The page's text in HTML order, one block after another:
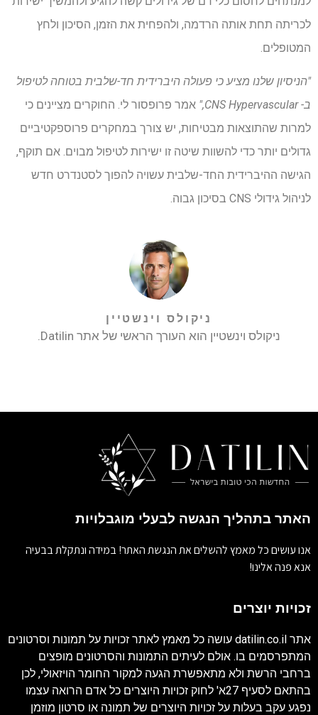
לכריתה תחת אותה הרדמה, ולהפחית את הזמן, הסיכון ולחץ
המטופלים.
"הניסיון שלנו מציע כי פעולה היברידית חד-שלבית בטוחה לטיפול
ב- CNS Hypervascular,"
אמר פרופסור לי. החוקרים מציינים כי
למרות שהתוצאות מבטיחות, יש צורך במחקרים פרוספקטיביים
גדולים יותר כדי להשוות שיטה זו ישירות לטיפול מבוים. אם תוקף,
הגישה ההיברידית החד-שלבית עשויה להפוך לסטנדרט חדש
לניהול גידולי CNS בסיכון גבוה.
ניקולס וינשטיין
ניקולס וינשטיין הוא העורך הראשי של אתר Datilin.
האתר בתהליך הנגשה לבעלי מוגבלויות
אנו עושים כל מאמץ להשלים את הנגשת האתר! במידה ונתקלת בבעיה
אנא פנה אלינו!
זכויות יוצרים
אתר datilin.co.il עושה כל מאמץ לאתר זכויות על תמונות וסרטונים
המתפרסמים בו. אולם לעיתים התמונות והסרטונים מופצים
ברחבי הרשת ולא מתאפשרת הגעה למקור החומר הויזאולי, לכן
בהתאם לסעיף 27א' לחוק זכויות היוצרים כל אדם הרואה עצמו
נפגע עקב בעלות על זכויות היוצרים של תמונה או סרטון מוזמן